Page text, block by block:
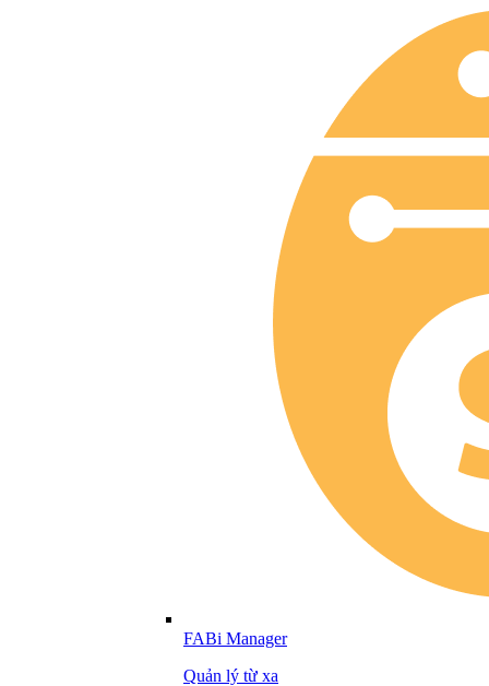
FABi Manager
Quản lý từ xa